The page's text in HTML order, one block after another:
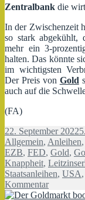
Zentralbank die
In der Zwischenzeit
so stark abgekühlt,
mehr ein 3-
halten. Das könnte
im wichtigsten
Der Preis von Gold
auch auf die
(FA)
Veröffentlicht
am
22. September 2022
Allgemein, Anleihen,
EZB, FED, Gold,
Knappheit,
Staatsanleihen, USA,
Kommentarzu
Goldpreis